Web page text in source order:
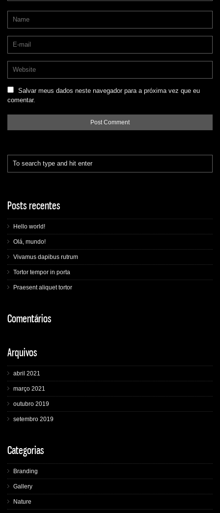
Salvar meus dados neste navegador para a próxima vez que eu
comentar.
Posts recentes
Hello world!
Olá, mundo!
Vivamus dapibus rutrum
Tortor tempor in porta
Praesent aliquet tortor
Comentários
Arquivos
abril 2021
março 2021
outubro 2019
setembro 2019
Categorias
Branding
Gallery
Nature